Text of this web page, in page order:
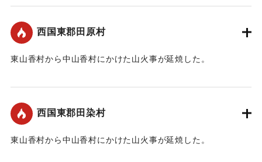
｜固有コード:00455005
西国東郡田原村
東山香村から中山香村にかけた山火事が延焼した。
｜固有コード:00455001
西国東郡田染村
東山香村から中山香村にかけた山火事が延焼した。